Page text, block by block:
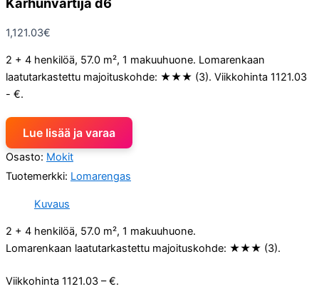
1,121.03€
2 + 4 henkilöä, 57.0 m², 1 makuuhuone. Lomarenkaan
laatutarkastettu majoituskohde: ★★★ (3). Viikkohinta 1121.03
- €.
Lue lisää ja varaa
Osasto: Mokit
Tuotemerkki: Lomarengas
Kuvaus
2 + 4 henkilöä, 57.0 m², 1 makuuhuone.
Lomarenkaan laatutarkastettu majoituskohde: ★★★ (3).
Viikkohinta 1121.03 – €.